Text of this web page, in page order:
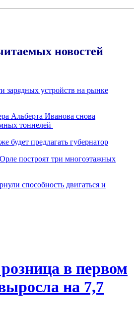
новостей
зарядных устройств на рынке
Альберта Иванова снова
тоннелей
будет предлагать губернатор
построят три многоэтажных
способность двигаться и
в первом
на 7,7